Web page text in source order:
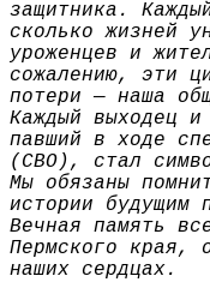
защитника.
сколько жизней
уроженцев и
сожалению, эти
потери — наша
Каждый выходец
павший в ходе
(СВО), стал
Мы обязаны
истории будущим
Вечная память
Пермского края,
наших сердцах.